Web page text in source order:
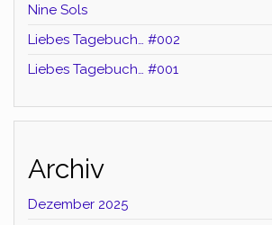
Nine Sols
Liebes Tagebuch… #002
Liebes Tagebuch… #001
Archiv
Dezember 2025